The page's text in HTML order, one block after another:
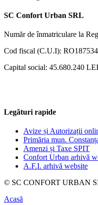
SC Confort Urban SRL
Număr de înmatriculare la
Cod fiscal (C.U.I):
Capital social: 45.680.240 LEI
Legături rapide
Avize și Autorizații
Primăria mun.
Amenzi și Taxe SPIT
Confort Urban arhivă
A.F.I. arhivă website
© SC CONFORT URBAN
Acasă